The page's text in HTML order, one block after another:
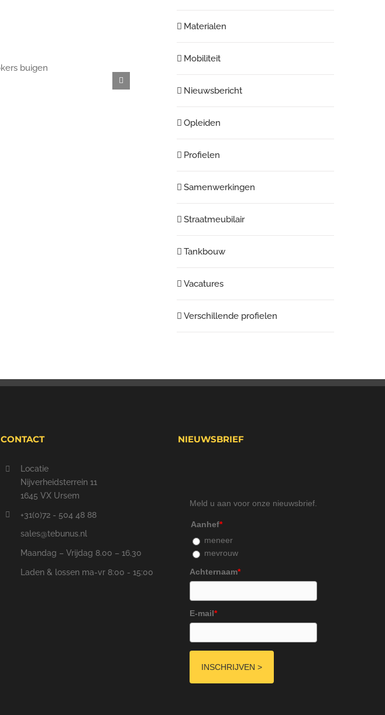
Carbon Capture Project: 1.838 stuks U-buizen
Materialen
Mobiliteit
Nieuwsbericht
Opleiden
Profielen
Samenwerkingen
Straatmeubilair
Tankbouw
Vacatures
Verschillende profielen
CONTACT
Locatie
Nijverheidsterrein 11
1645 VX Ursem
+31(0)72 - 504 48 88
sales@tebunus.nl
Maandag – Vrijdag 8.00 – 16.30
Laden & lossen ma-vr 8:00 - 15:00
NIEUWSBRIEF
Meld u aan voor onze nieuwsbrief.
Aanhef*
meneer
mevrouw
Achternaam*
E-mail*
INSCHRIJVEN >